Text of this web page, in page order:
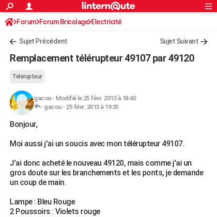
ACTUALITÉS
Politique
Société
Faits Divers
Education
Monde
Villes
+
AUTO
Essais
Réserver un essai
Citadines
Berlines
SUV
Forum auto
+HIGH-TECH
Mobiles
Meilleur smartphone
Internet
Ordinateurs
Jeux vidéo
Guide high-tech
+BRICOLAGE
Forum
Aménagement intérieur
Extérieur
Cuisine
Salle de bains
Jardinage
Rangement
Guides de France
Escapades
Patrimoine
Expositions
Musées
Week-end nature
+LIFESTYLE
Art de vivre
Bien-être
Loisirs
Mode
Modes de vie
Alimentation
Guide de la santé
Maladies
Médicaments
Sommeil
VOYAGE
S'inscrire
Connexion
Forum Forum Bricolage Electricité
Sujet Précédent Sujet Suivant
Remplacement télérupteur 49107 par 49120
Telerupteur
gacou- Modifié le 25 févr. 2013 à 18:40
gacou - 25 févr. 2013 à 19:35
Bonjour,
Moi aussi j'ai un soucis avec mon télérupteur 49107.
J'ai donc acheté le nouveau 49120, mais comme j'ai un
gros doute sur les branchements et les ponts, je demande
un coup de main.
Lampe : Bleu Rouge
2 Poussoirs : Violets rouge